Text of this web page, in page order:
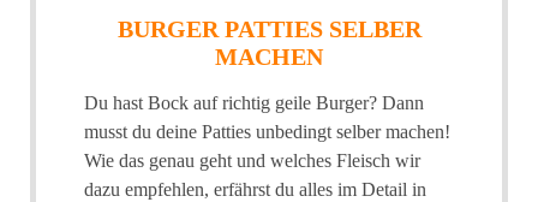
BURGER PATTIES SELBER
MACHEN
Du hast Bock auf richtig geile Burger? Dann
musst du deine Patties unbedingt selber machen!
Wie das genau geht und welches Fleisch wir
dazu empfehlen, erfährst du alles im Detail in